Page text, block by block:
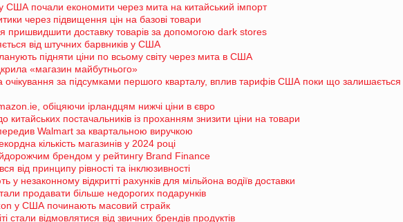
США почали економити через мита на китайський імпорт
через підвищення цін на базові товари
пришвидшити доставку товарів за допомогою dark stores
від штучних барвників у США
підняти ціни по всьому світу через мита в США
«магазин майбутнього»
за підсумками першого кварталу, вплив тарифів США поки що залишається
обіцяючи ірландцям нижчі ціни в євро
китайських постачальників із проханням знизити ціни на товари
Walmart за квартальною виручкою
кількість магазинів у 2024 році
брендом у рейтингу Brand Finance
від принципу рівності та інклюзивності
у незаконному відкритті рахунків для мільйона водіїв доставки
продавати більше недорогих подарунків
у США починають масовий страйк
стали відмовлятися від звичних брендів продуктів